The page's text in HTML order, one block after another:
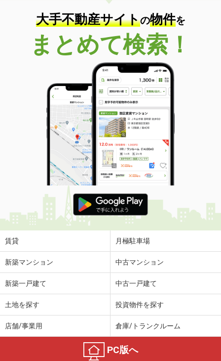
大手不動産サイトの物件を
まとめて検索！
賃貸 月極駐車場
新築マンション 中古マンション
新築一戸建て 中古一戸建て
土地を探す 投資物件を探す
店舗/事業用 倉庫/トランクルーム
PC版へ